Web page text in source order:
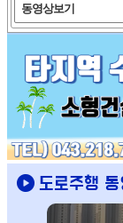
동영상보기